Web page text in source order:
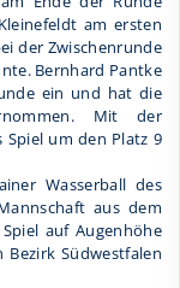
am ersten
der Zwischenrunde
Bernhard Pantke
ein und hat die
Mit der
um den Platz 9
Wasserball des
aus dem
auf Augenhöhe
Südwestfalen